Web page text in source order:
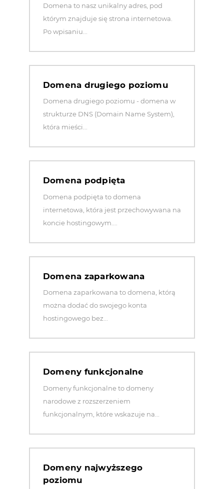
Domena to nasz unikalny adres, pod
którym znajduje się strona internetowa.
Po wpisaniu...
Domena drugiego poziomu
Domena drugiego poziomu - domena w
strukturze DNS (Domain Name System),
która mieści...
Domena podpięta
Domena podpięta to domena
internetowa, która jest przechowywana na
koncie hostingowym....
Domena zaparkowana
Domena zaparkowana to domena, którą
można dodać do swojego konta
hostingowego bez...
Domeny funkcjonalne
Domeny funkcjonalne to domeny
narodowe z rozszerzeniem
funkcjonalnym, które wskazuje na...
Domeny najwyższego
poziomu